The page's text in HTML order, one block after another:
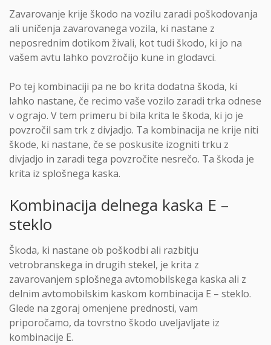
Zavarovanje krije škodo na vozilu zaradi poškodovanja
ali uničenja zavarovanega vozila, ki nastane z
neposrednim dotikom živali, kot tudi škodo, ki jo na
vašem avtu lahko povzročijo kune in glodavci.
Po tej kombinaciji pa ne bo krita dodatna škoda, ki
lahko nastane, če recimo vaše vozilo zaradi trka odnese
v ograjo. V tem primeru bi bila krita le škoda, ki jo je
povzročil sam trk z divjadjo. Ta kombinacija ne krije niti
škode, ki nastane, če se poskusite izogniti trku z
divjadjo in zaradi tega povzročite nesrečo. Ta škoda je
krita iz splošnega kaska.
Kombinacija delnega kaska E –
steklo
Škoda, ki nastane ob poškodbi ali razbitju
vetrobranskega in drugih stekel, je krita z
zavarovanjem splošnega avtomobilskega kaska ali z
delnim avtomobilskim kaskom kombinacija E – steklo.
Glede na zgoraj omenjene prednosti, vam
priporočamo, da tovrstno škodo uveljavljate iz
kombinacije E.